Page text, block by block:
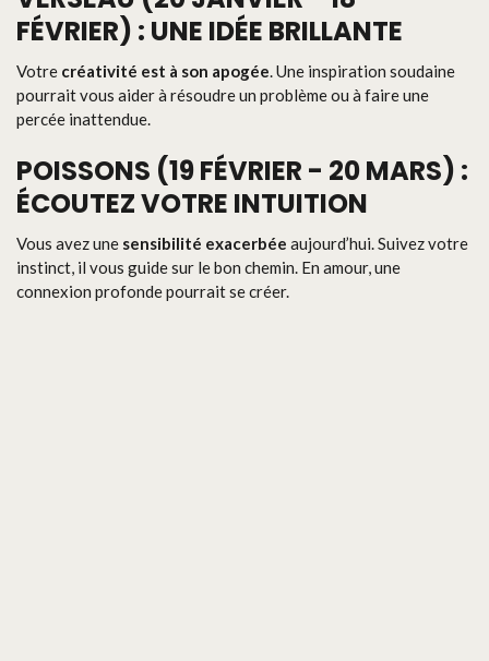
FÉVRIER) : UNE IDÉE BRILLANTE
Votre créativité est à son apogée . Une inspiration soudaine
pourrait vous aider à résoudre un problème ou à faire une
percée inattendue.
POISSONS (19 FÉVRIER - 20 MARS) :
ÉCOUTEZ VOTRE INTUITION
Vous avez une sensibilité exacerbée aujourd’hui. Suivez votre
instinct, il vous guide sur le bon chemin. En amour, une
connexion profonde pourrait se créer.